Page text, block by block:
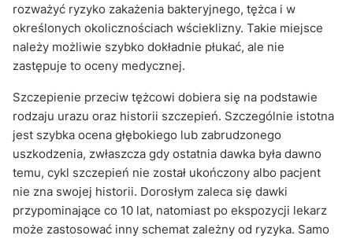
rozważyć ryzyko zakażenia bakteryjnego, tężca i w
określonych okolicznościach wścieklizny. Takie miejsce
należy możliwie szybko dokładnie płukać, ale nie
zastępuje to oceny medycznej.
Szczepienie przeciw tężcowi dobiera się na podstawie
rodzaju urazu oraz historii szczepień. Szczególnie istotna
jest szybka ocena głębokiego lub zabrudzonego
uszkodzenia, zwłaszcza gdy ostatnia dawka była dawno
temu, cykl szczepień nie został ukończony albo pacjent
nie zna swojej historii. Dorosłym zaleca się dawki
przypominające co 10 lat, natomiast po ekspozycji lekarz
może zastosować inny schemat zależny od ryzyka. Samo